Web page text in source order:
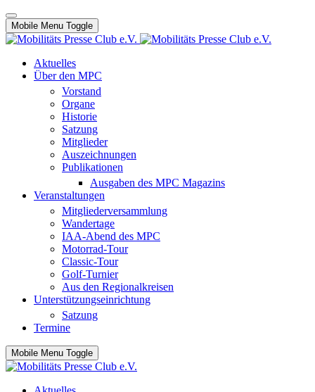
Mobile Menu Toggle
Aktuelles
Über den MPC
Vorstand
Organe
Historie
Satzung
Mitglieder
Auszeichnungen
Publikationen
Ausgaben des MPC Magazins
Veranstaltungen
Mitgliederversammlung
Wandertage
IAA-Abend des MPC
Motorrad-Tour
Classic-Tour
Golf-Turnier
Aus den Regionalkreisen
Unterstützungseinrichtung
Satzung
Termine
Mobile Menu Toggle